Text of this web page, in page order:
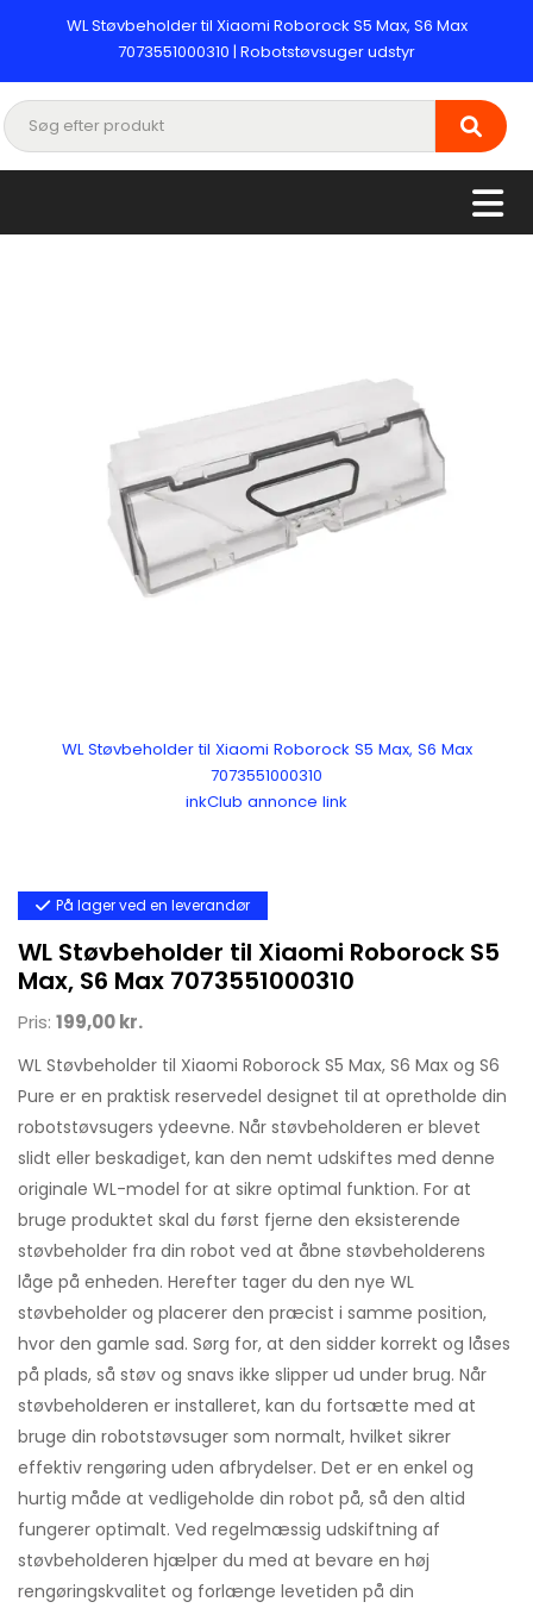
WL Støvbeholder til Xiaomi Roborock S5 Max, S6 Max
7073551000310 | Robotstøvsuger udstyr
WL Støvbeholder til Xiaomi Roborock S5 Max, S6 Max
7073551000310
inkClub annonce link
På lager ved en leverandør
WL Støvbeholder til Xiaomi Roborock S5
Max, S6 Max 7073551000310
Pris: 199,00 kr.
WL Støvbeholder til Xiaomi Roborock S5 Max, S6 Max og S6
Pure er en praktisk reservedel designet til at opretholde din
robotstøvsugers ydeevne. Når støvbeholderen er blevet
slidt eller beskadiget, kan den nemt udskiftes med denne
originale WL-model for at sikre optimal funktion. For at
bruge produktet skal du først fjerne den eksisterende
støvbeholder fra din robot ved at åbne støvbeholderens
låge på enheden. Herefter tager du den nye WL
støvbeholder og placerer den præcist i samme position,
hvor den gamle sad. Sørg for, at den sidder korrekt og låses
på plads, så støv og snavs ikke slipper ud under brug. Når
støvbeholderen er installeret, kan du fortsætte med at
bruge din robotstøvsuger som normalt, hvilket sikrer
effektiv rengøring uden afbrydelser. Det er en enkel og
hurtig måde at vedligeholde din robot på, så den altid
fungerer optimalt. Ved regelmæssig udskiftning af
støvbeholderen hjælper du med at bevare en høj
rengøringskvalitet og forlænge levetiden på din